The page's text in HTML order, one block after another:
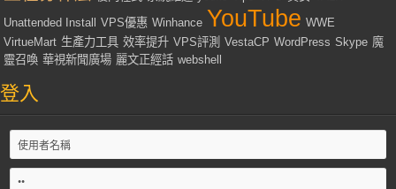
Unattended Install
VPS優惠 Winhance YouTube WWE
VirtueMart 生產力工具 效率提升 VPS評測 VestaCP WordPress Skype 魔
靈召喚 華視新聞廣場 麗文正經話 webshell
登入